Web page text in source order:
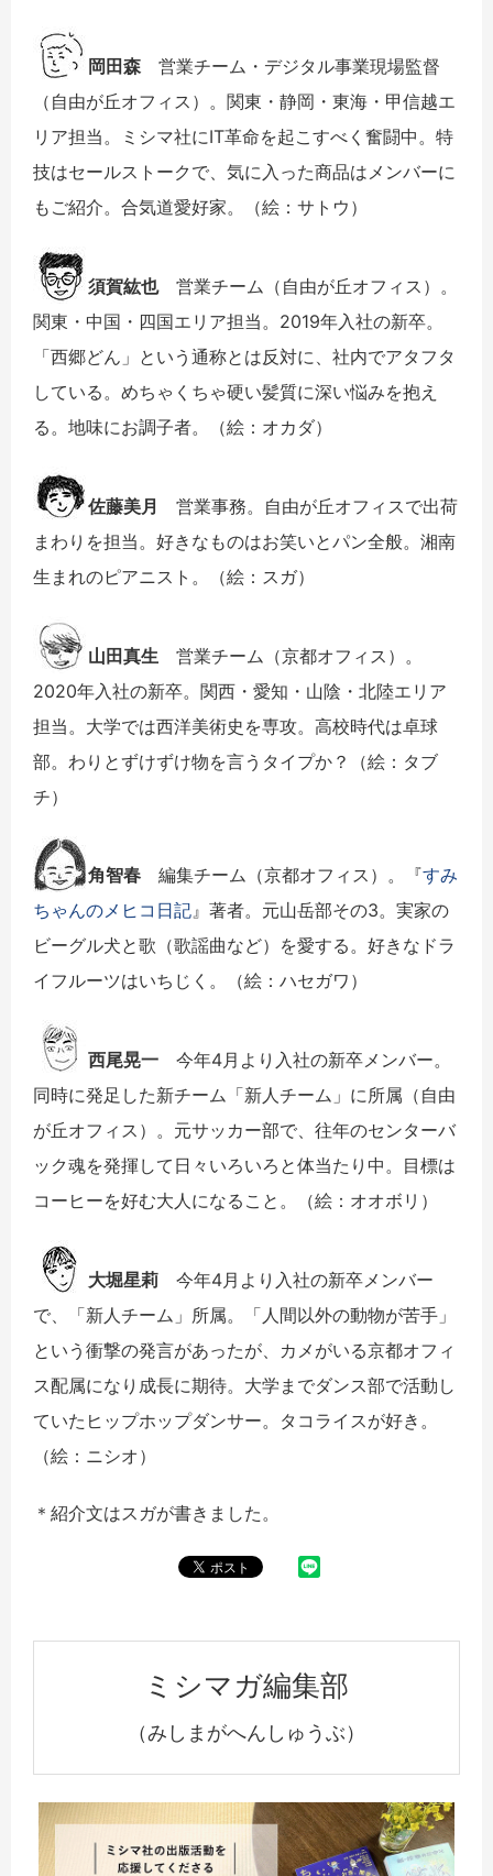
岡田森 営業チーム・デジタル事業現場監督
（自由が丘オフィス）。関東・静岡・東海・甲信越エ
リア担当。ミシマ社にIT革命を起こすべく奮闘中。特
技はセールストークで、気に入った商品はメンバーに
もご紹介。合気道愛好家。（絵：サトウ）
須賀紘也営業チーム（自由が丘オフィス）。
関東・中国・四国エリア担当。2019年入社の新卒。
「西郷どん」という通称とは反対に、社内でアタフタ
している。めちゃくちゃ硬い髪質に深い悩みを抱え
る。地味にお調子者。（絵：オカダ）
佐藤美月
営業事務。自由が丘オフィスで出荷
まわりを担当。好きなものはお笑いとパン全般。湘南
生まれのピアニスト。（絵：スガ）
山田真生 営業チーム（京都オフィス）。
2020年入社の新卒。関西・愛知・山陰・北陸エリア
担当。大学では西洋美術史を専攻。高校時代は卓球
部。わりとずけずけ物を言うタイプか？（絵：タブ
チ）
角智春 編集チーム（京都オフィス）。『すみ
ちゃんのメヒコ日記 』著者。元山岳部その3。実家の
ビーグル犬と歌（歌謡曲など）を愛する。好きなドラ
イフルーツはいちじく。（絵：ハセガワ）
西尾晃一 今年4月より入社の新卒メンバー。
同時に発足した新チーム「新人チーム」に所属（自由
が丘オフィス）。元サッカー部で、往年のセンターバ
ック魂を発揮して日々いろいろと体当たり中。目標は
コーヒーを好む大人になること。（絵：オオボリ）
大堀星莉 今年4月より入社の新卒メンバー
で、「新人チーム」所属。「人間以外の動物が苦手」
という衝撃の発言があったが、カメがいる京都オフィ
ス配属になり成長に期待。大学までダンス部で活動し
ていたヒップホップダンサー。タコライスが好き。
（絵：ニシオ）
＊紹介文はスガが書きました。
ミシマガ編集部
（みしまがへんしゅうぶ）